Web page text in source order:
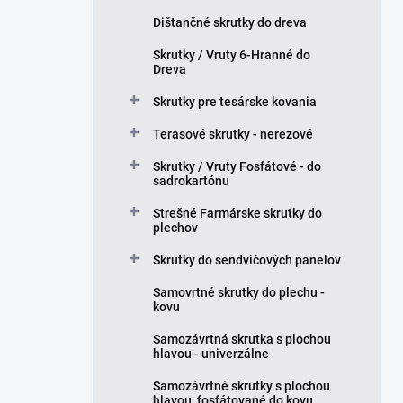
Dištančné skrutky do dreva
Skrutky / Vruty 6-Hranné do
Dreva
Skrutky pre tesárske kovania
Terasové skrutky - nerezové
Skrutky / Vruty Fosfátové - do
sadrokartónu
Strešné Farmárske skrutky do
plechov
Skrutky do sendvičových panelov
Samovrtné skrutky do plechu -
kovu
Samozávrtná skrutka s plochou
hlavou - univerzálne
Samozávrtné skrutky s plochou